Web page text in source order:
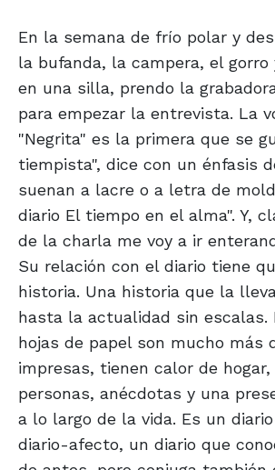
En la semana de frío polar y
la bufanda, la campera, el
en una silla, prendo la
para empezar la entrevista. La
"Negrita" es la primera que se
tiempista", dice con un énfasis
suenan a lacre o a letra de
diario El tiempo en el alma". Y,
de la charla me voy a ir
Su relación con el diario tiene
historia. Una historia que la
hasta la actualidad sin escalas.
hojas de papel son mucho más
impresas, tienen calor de
personas, anécdotas y una
a lo largo de la vida. Es un
diario-afecto, un diario que